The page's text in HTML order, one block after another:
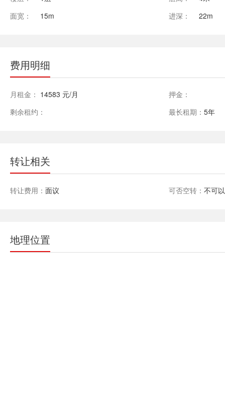
面宽：
15m 进深： 22m
费用明细
月租金： 14583 元/月
押金：
剩余租约：
最长租期：5年
转让相关
转让费用： 面议 可否空转：不可以
地理位置